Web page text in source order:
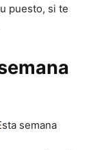
puesto, si te
semana